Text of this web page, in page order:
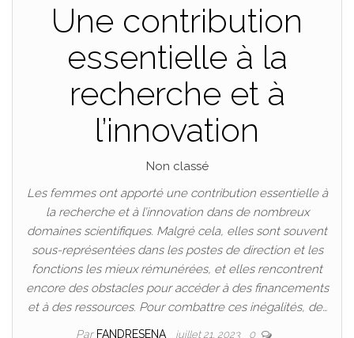
Une contribution
essentielle à la
recherche et à
l’innovation
Non classé
Les femmes ont apporté une contribution essentielle à
la recherche et à l’innovation dans de nombreux
domaines scientifiques. Malgré cela, elles sont souvent
sous-représentées dans les postes de direction et les
fonctions les mieux rémunérées, et elles rencontrent
encore des obstacles pour accéder à des financements
et à des ressources. Pour combattre ces inégalités, de…
Par FANDRESENA juillet 21, 2023 0